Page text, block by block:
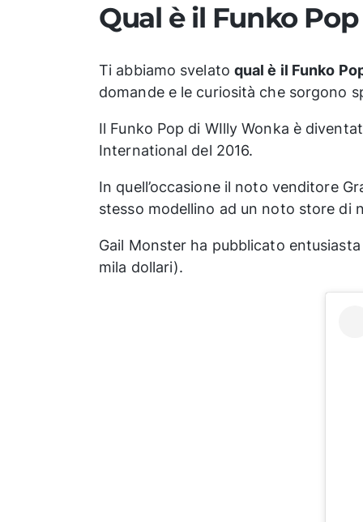
Qual è il Funko
Ti abbiamo svelato qual è il Funko
domande e le curiosità che sorgono
Il Funko Pop di WIlly Wonka è
International del 2016.
In quell’occasione il noto venditore
stesso modellino ad un noto store di
Gail Monster ha pubblicato
mila dollari).